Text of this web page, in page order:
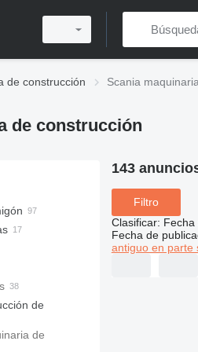
de construcción Scania
de construcción
de
de
143
Filtro
Clasificar: Fecha
Fecha de
antiguo en parte